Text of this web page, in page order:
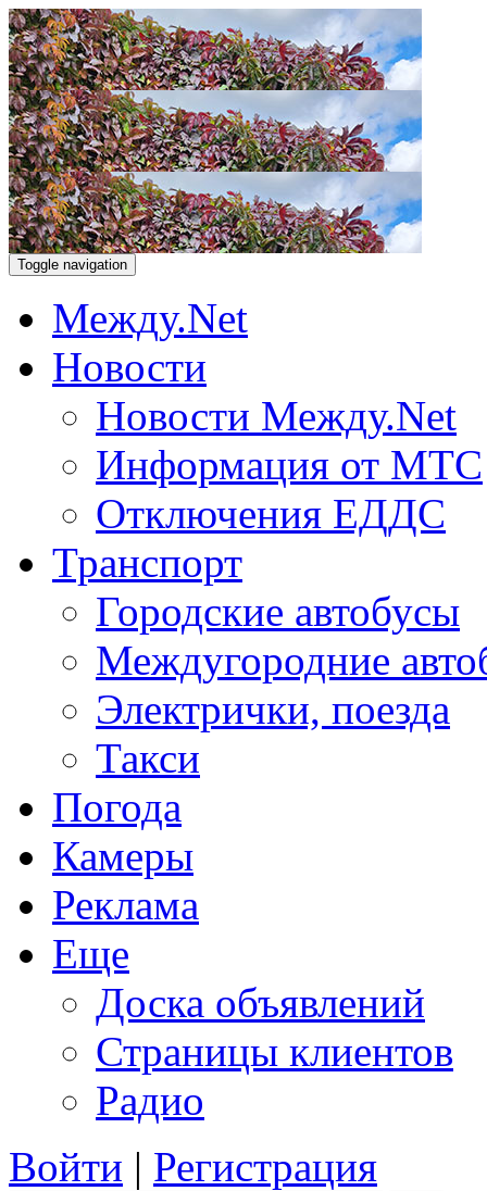
Toggle navigation
Между.Net
Новости
Новости Между.Net
Информация от МТС
Отключения ЕДДС
Транспорт
Городские автобусы
Междугородние
Электрички, поезда
Такси
Погода
Камеры
Реклама
Еще
Доска объявлений
Страницы клиентов
Радио
Войти | Регистрация